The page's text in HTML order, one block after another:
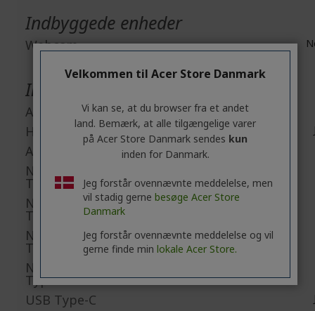
Indbyggede enheder
Webcam
Interfaces/Porte
Antal HDMI-porte
HDMI
Antal USB 2.0-porte
Number of USB 3.2 Gen 1
Type-A Ports
Number of USB 3.2 Gen 1
Type-C Ports
Number of USB 3.2 Gen 2
Type-A Ports
Number of USB 3.2 Gen 2
Type-C Ports
USB Type-C
Velkommen til Acer Store Danmark
Vi kan se, at du browser fra et andet
land. Bemærk, at alle tilgængelige varer
på Acer Store Danmark sendes kun
inden for Danmark.
Jeg forstår ovennævnte meddelelse, men
vil stadig gerne besøge Acer Store
Danmark
Jeg forstår ovennævnte meddelelse og vil
gerne finde min lokale Acer Store.